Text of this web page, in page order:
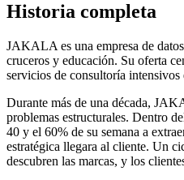
Historia completa
JAKALA es una empresa de
cruceros y educación. Su oferta
servicios de consultoría
Durante más de una década,
problemas estructurales. Dentro
40 y el 60% de su semana a
estratégica llegara al cliente. Un
descubren las marcas, y los